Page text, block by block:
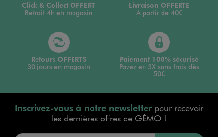
Click & Collect OFFERT
Retrait 4h en magasin
Livraison OFFERTE
A partir de 40€
Retours OFFERTS
30 jours en magasin
Paiement 100% sécurisé
Payez en 3X sans frais dès
50€
Inscrivez-vous à notre newsletterpour recevoir
les dernières offres de GÉMO !